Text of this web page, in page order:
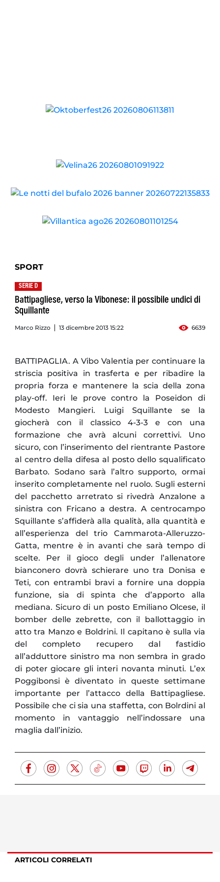
SPORT
SERIE D
Battipagliese, verso la Vibonese: il possibile undici di
Squillante
Marco Rizzo 13 dicembre 2013 15:22 6639
BATTIPAGLIA. A Vibo Valentia per continuare la
striscia positiva in trasferta e per ribadire la
propria forza e mantenere la scia della zona
play-off. Ieri le prove contro la Poseidon di
Modesto Mangieri. Luigi Squillante se la
giocherà con il classico 4-3-3 e con una
formazione che avrà alcuni correttivi. Uno
sicuro, con l’inserimento del rientrante Pastore
al centro della difesa al posto dello squalificato
Barbato. Sodano sarà l’altro supporto, ormai
inserito completamente nel ruolo. Sugli esterni
del pacchetto arretrato si rivedrà Anzalone a
sinistra con Fricano a destra. A centrocampo
Squillante s’affiderà alla qualità, alla quantità e
all’esperienza del trio Cammarota-Alleruzzo-
Gatta, mentre è in avanti che sarà tempo di
scelte. Per il gioco degli under l’allenatore
bianconero dovrà schierare uno tra Donisa e
Teti, con entrambi bravi a fornire una doppia
funzione, sia di spinta che d’apporto alla
mediana. Sicuro di un posto Emiliano Olcese, il
bomber delle zebrette, con il ballottaggio in
atto tra Manzo e Boldrini. Il capitano è sulla via
del completo recupero dal fastidio
all’adduttore sinistro ma non sembra in grado
di poter giocare gli interi novanta minuti. L’ex
Poggibonsi è diventato in queste settimane
importante per l’attacco della Battipagliese.
Possibile che ci sia una staffetta, con Bolrdini al
momento in vantaggio nell’indossare una
maglia dall’inizio.
ARTICOLI CORRELATI